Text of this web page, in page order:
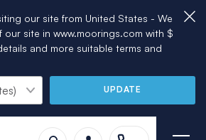
our site from United States - We
our site in www.moorings.com with $
and more suitable terms and
UPDATE